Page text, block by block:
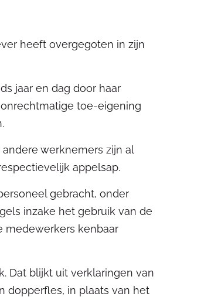
heeft overgegoten in zijn
jaar en dag door haar
toe-eigening
werknemers zijn al
appelsap.
gebracht, onder
inzake het gebruik van de
medewerkers kenbaar
Dat blijkt uit verklaringen van
dopperfles, in plaats van het